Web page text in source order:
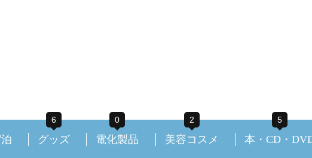
6
グッズ
0
電化製品
2
美容コスメ
5
本・CD・